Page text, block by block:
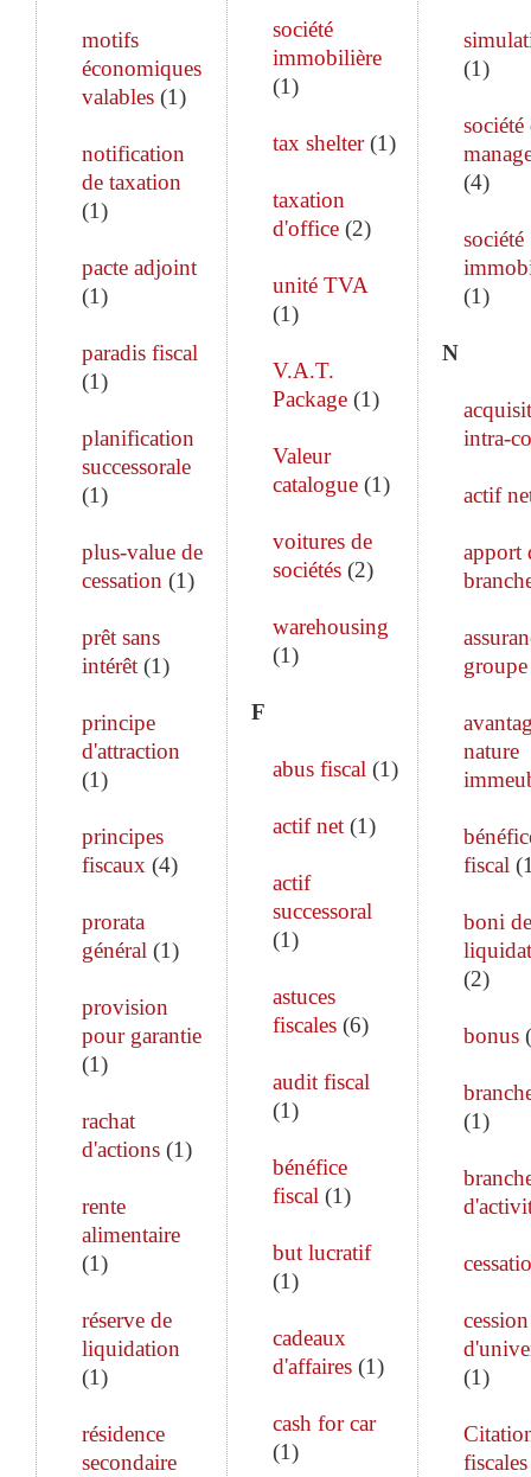
motifs
économiques
valables (1)
notification
de taxation
(1)
pacte adjoint
(1)
paradis fiscal
(1)
planification
successorale
(1)
plus-value de
cessation (1)
prêt sans
intérêt (1)
principe
d'attraction
(1)
principes
fiscaux (4)
prorata
général (1)
provision
pour garantie
(1)
rachat
d'actions (1)
rente
alimentaire
(1)
réserve de
liquidation
(1)
résidence
secondaire
société
immobilière
(1)
tax shelter(1)
taxation
d'office(2)
unité TVA
(1)
V.A.T.
Package(1)
Valeur
catalogue(1)
voitures de
sociétés(2)
warehousing
(1)
F
abus fiscal (1)
actif net(1)
actif
successoral
(1)
astuces
fiscales(6)
audit fiscal
(1)
bénéfice
fiscal (1)
but lucratif
(1)
cadeaux
d'affaires(1)
cash for car
(1)
(1)
société
(4)
société
(1)
N
intra-
actif
apport
groupe
nature
fiscal (
boni de
(2)
bonus(
(1)
cession
(1)
fiscales